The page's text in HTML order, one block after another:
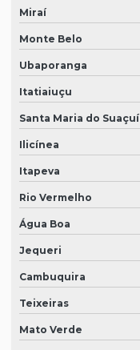
Miraí
Monte Belo
Ubaporanga
Itatiaiuçu
Santa Maria do Suaçuí
Ilicínea
Itapeva
Rio Vermelho
Água Boa
Jequeri
Cambuquira
Teixeiras
Mato Verde